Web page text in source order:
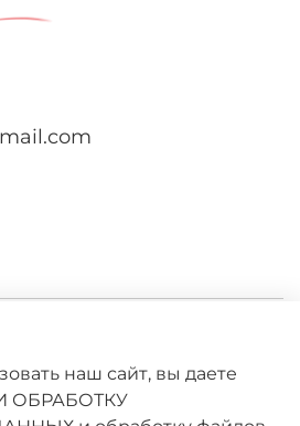
наш сайт, вы даете
ОБРАБОТКУ